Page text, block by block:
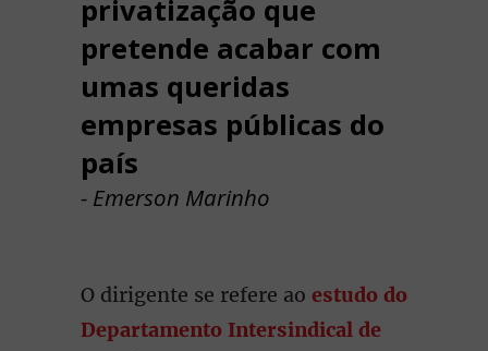
privatização que
pretende acabar com
umas queridas
empresas públicas do
país
- Emerson Marinho
O dirigente se refere ao estudo do
Departamento Intersindical de